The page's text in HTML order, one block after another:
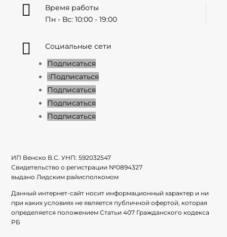

Время работы
Пн - Вс: 10:00 - 19:00

Социальные сети
Подписаться
Подписаться
Подписаться
Подписаться
Подписаться
ИП Венско В.С. УНП:592032547
Свидетельство о регистрации №0894327
выдано Лидским райисполкомом
Данный интернет-сайт носит информационный характер и ни
при каких условиях не является публичной офертой, которая
определяется положением Статьи 407 Гражданского кодекса
РБ